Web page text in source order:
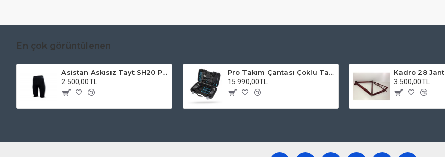
En çok görüntülenen
Asistan Askısız Tayt SH20 Pedli Siyah
2.500,00TL
Pro Takım Çantası Çoklu Tamir Seti
15.990,00TL
3.500,00TL